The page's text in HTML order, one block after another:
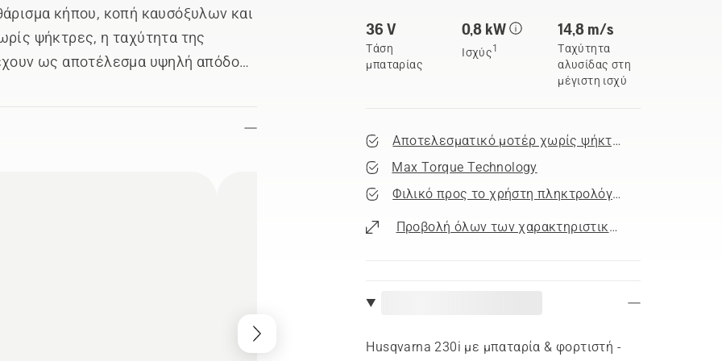
36 V
Τάση
μπαταρίας
0,8 kW
Ισχύς1
14,8 m/s
Ταχύτητα
αλυσίδας στη
μέγιστη ισχύ
Αποτελεσματικό μοτέρ χωρίς ψήκτρες
Max Torque Technology
Φιλικό προς το χρήστη πληκτρολόγιο
Προβολή όλων των χαρακτηριστικών
Husqvarna 230i με μπαταρία & φορτιστή -
κήπου, κοπή καυσόξυλων και
ψήκτρες, η ταχύτητα της
ως αποτέλεσμα υψηλή απόδοση